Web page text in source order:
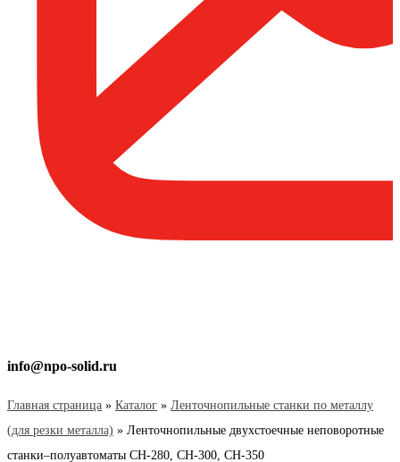
info@npo-solid.ru
Главная страница » Каталог » Ленточнопильные станки по металлу
(для резки металла) » Ленточнопильные двухстоечные неповоротные
станки–полуавтоматы CН-280, CН-300, СН-350